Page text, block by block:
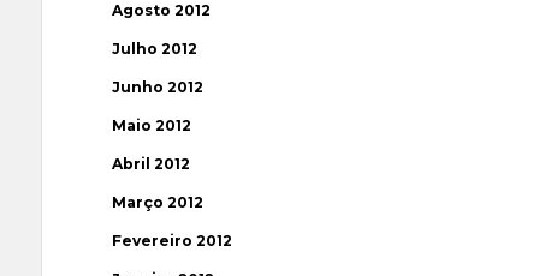
Agosto 2012
Julho 2012
Junho 2012
Maio 2012
Abril 2012
Março 2012
Fevereiro 2012